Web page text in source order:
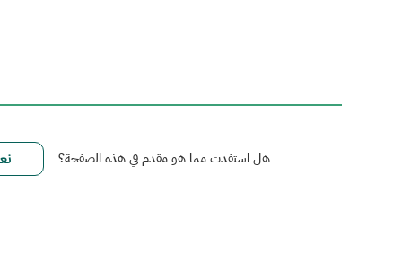
هل استفدت مما هو مقدم في هذه الصفحة؟